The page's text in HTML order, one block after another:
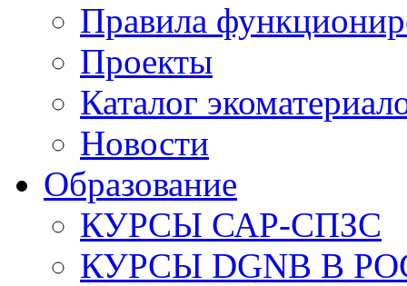
Правила
Проекты
Каталог
Новости
Образование
КУРСЫ САР-СПЗС
КУРСЫ DGNB В